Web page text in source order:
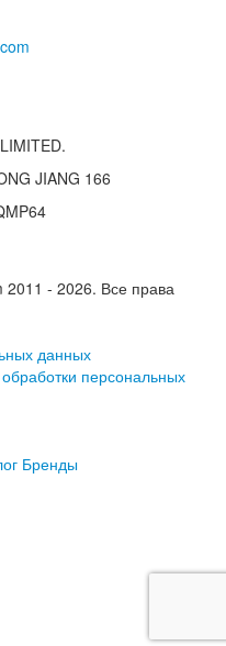
JIANG 166
2011 - 2026. Все права
данных
персональных
Бренды